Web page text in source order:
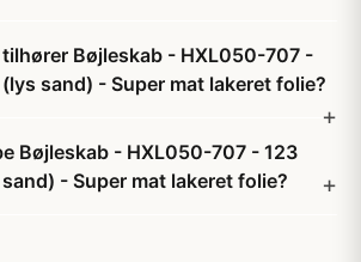
Bøjleskab - HXL050-707 -
sand) - Super mat lakeret folie?
Bøjleskab - HXL050-707 - 123
- Super mat lakeret folie?